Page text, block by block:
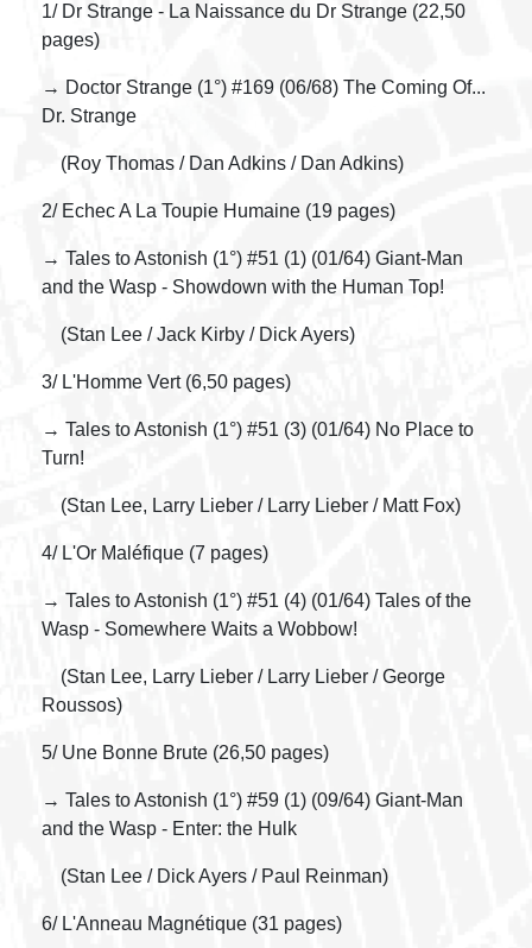
1/ Dr Strange - La Naissance du Dr Strange (22,50
pages)
→ Doctor Strange (1°) #169 (06/68) The Coming Of...
Dr. Strange
(Roy Thomas / Dan Adkins / Dan Adkins)
2/ Echec A La Toupie Humaine (19 pages)
→ Tales to Astonish (1°) #51 (1) (01/64) Giant-Man
and the Wasp - Showdown with the Human Top!
(Stan Lee / Jack Kirby / Dick Ayers)
3/ L'Homme Vert (6,50 pages)
→ Tales to Astonish (1°) #51 (3) (01/64) No Place to
Turn!
(Stan Lee, Larry Lieber / Larry Lieber / Matt Fox)
4/ L'Or Maléfique (7 pages)
→ Tales to Astonish (1°) #51 (4) (01/64) Tales of the
Wasp - Somewhere Waits a Wobbow!
(Stan Lee, Larry Lieber / Larry Lieber / George
Roussos)
5/ Une Bonne Brute (26,50 pages)
→ Tales to Astonish (1°) #59 (1) (09/64) Giant-Man
and the Wasp - Enter: the Hulk
(Stan Lee / Dick Ayers / Paul Reinman)
6/ L'Anneau Magnétique (31 pages)